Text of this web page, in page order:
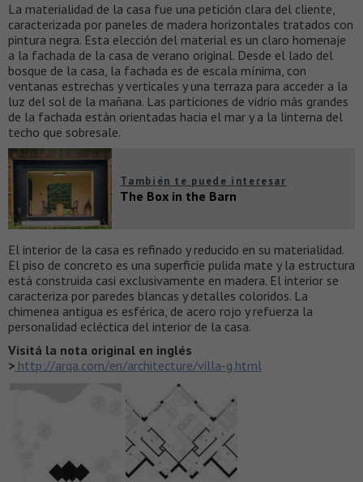
La materialidad de la casa fue una petición clara del cliente,
caracterizada por paneles de madera horizontales tratados con
pintura negra. Esta elección del material es un claro homenaje
a la fachada de la casa de verano original. Desde el lado del
bosque de la casa, la fachada es de escala mínima, con
ventanas estrechas y verticales y una terraza para acceder a la
luz del sol de la mañana. Las particiones de vidrio más grandes
de la fachada están orientadas hacia el mar y a la linterna del
techo que sobresale.
También te puede interesar
The Box in the Barn
El interior de la casa es refinado y reducido en su materialidad.
El piso de concreto es una superficie pulida mate y la estructura
está construida casi exclusivamente en madera. El interior se
caracteriza por paredes blancas y detalles coloridos. La
chimenea antigua es esférica, de acero rojo y refuerza la
personalidad ecléctica del interior de la casa.
Visitá la nota original en inglés
> http://arqa.com/en/architecture/villa-g.html